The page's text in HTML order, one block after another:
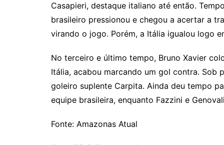
Casapieri, destaque italiano até então.
brasileiro pressionou e chegou a acertar a
virando o jogo. Porém, a Itália igualou logo
No terceiro e último tempo, Bruno Xavier
Itália, acabou marcando um gol contra. Sob
goleiro suplente Carpita. Ainda deu tempo
equipe brasileira, enquanto Fazzini e
Fonte: Amazonas Atual